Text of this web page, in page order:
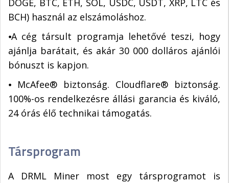
DOGE, BTC, ETH, SOL, USDC, USDT, XRP, LTC és
BCH) használ az elszámoláshoz.
⦁A cég társult programja lehetővé teszi, hogy
ajánlja barátait, és akár 30 000 dolláros ajánlói
bónuszt is kapjon.
⦁ McAfee® biztonság. Cloudflare® biztonság.
100%-os rendelkezésre állási garancia és kiváló,
24 órás élő technikai támogatás.
Társprogram
A DRML Miner most egy társprogramot is